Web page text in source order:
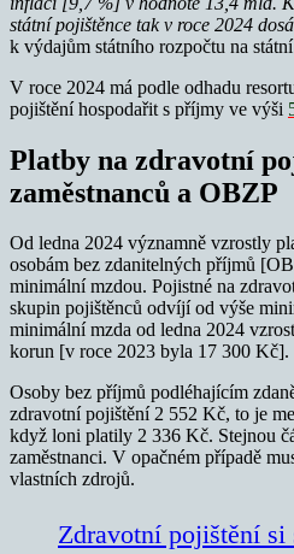
státní pojištěnce tak v roce 2024
k výdajům státního rozpočtu na
V roce 2024 má podle odhadu
pojištění hospodařit s příjmy ve výši
Platby na zdravotní
zaměstnanců a OBZP
Od ledna 2024 významně vzrostly
osobám bez zdanitelných příjmů
minimální mzdou. Pojistné na
skupin pojištěnců odvíjí od výše
minimální mzda od ledna 2024
korun [v roce 2023 byla 17 300 Kč].
Osoby bez příjmů podléhajícím
zdravotní pojištění 2 552 Kč, to je
když loni platily 2 336 Kč. Stejnou
zaměstnanci. V opačném případě
vlastních zdrojů.
Zdravotní pojištění